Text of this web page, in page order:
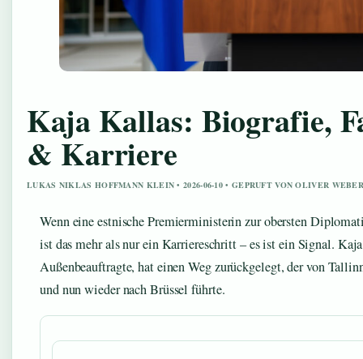
Kaja Kallas: Biografie,
& Karriere
LUKAS NIKLAS HOFFMANN KLEIN • 2026-06-10 • GEPRUFT VON OLIVER
Wenn eine estnische Premierministerin zur obersten
ist das mehr als nur ein Karriereschritt – es ist ein Signal.
Außenbeauftragte, hat einen Weg zurückgelegt, der von
und nun wieder nach Brüssel führte.